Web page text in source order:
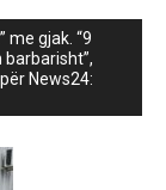
me gjak. “9
News24: